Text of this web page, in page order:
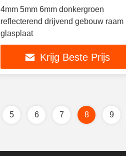
4mm 5mm 6mm donkergroen
reflecterend drijvend gebouw raam
glasplaat
Krijg Beste Prijs
5 6 7 8 9